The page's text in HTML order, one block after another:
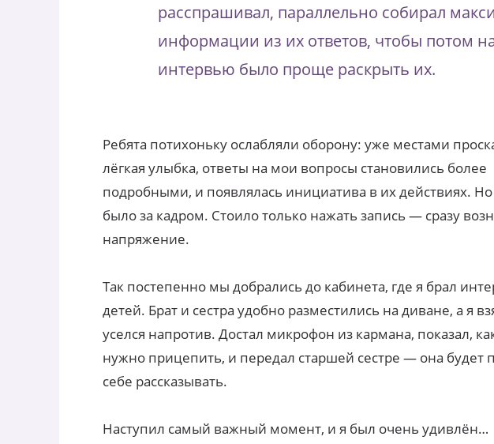
расспрашивал, параллельно собирал
информации из их ответов, чтобы потом
интервью было проще раскрыть их.
Ребята потихоньку ослабляли оборону: уже местами
лёгкая улыбка, ответы на мои вопросы становились более
подробными, и появлялась инициатива в их действиях. Но
было за кадром. Стоило только нажать запись — сразу
напряжение.
Так постепенно мы добрались до кабинета, где я брал
детей. Брат и сестра удобно разместились на диване, а я
уселся напротив. Достал микрофон из кармана, показал,
нужно прицепить, и передал старшей сестре — она будет
себе рассказывать.
Наступил самый важный момент, и я был очень удивлён…